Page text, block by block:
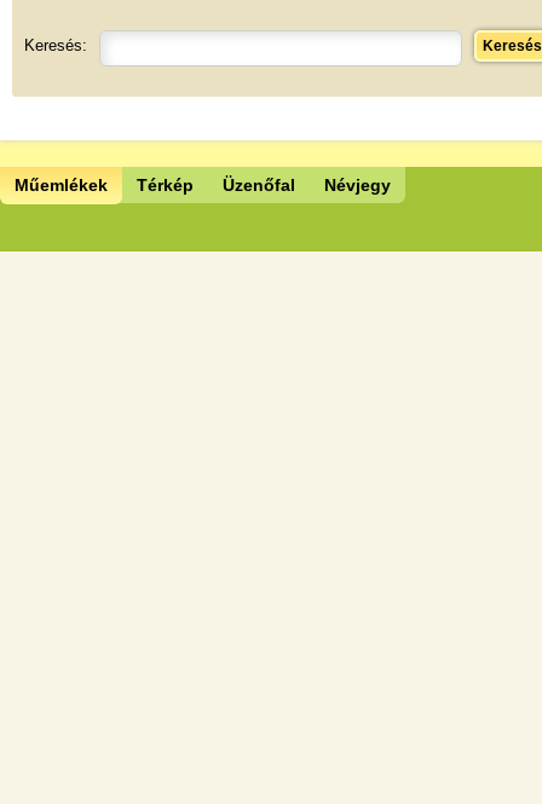
Keresés: Keresés
Műemlékek Térkép Üzenőfal Névjegy